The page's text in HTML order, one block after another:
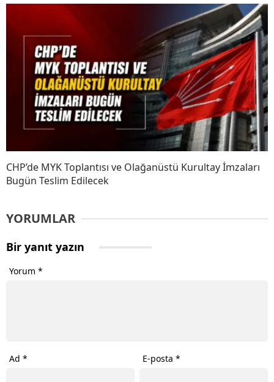
CHP’de MYK Toplantısı ve Olağanüstü Kurultay İmzaları
Bugün Teslim Edilecek
YORUMLAR
Bir yanıt yazın
Yorum *
Ad * E-posta*